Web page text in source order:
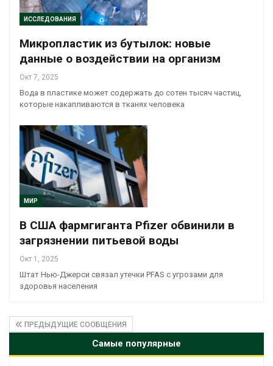
ИССЛЕДОВАНИЯ
Микропластик из бутылок: новые
данные о воздействии на организм
Окт 7, 2025
Вода в пластике может содержать до сотен тысяч частиц,
которые накапливаются в тканях человека
МИР
В США фармгиганта Pfizer обвинили в
загрязнении питьевой воды
Окт 1, 2025
Штат Нью-Джерси связал утечки PFAS с угрозами для
здоровья населения
ПРЕДЫДУЩИЕ СООБЩЕНИЯ
Самые популярные